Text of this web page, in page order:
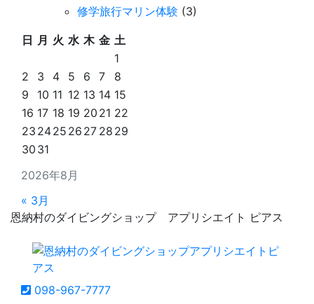
修学旅行マリン体験 (3)
2026年8月
日 月 火 水 木 金 土
1
2
3 4 5 6 7
8
9
10 11 12 13 14 15
16 17 18 19 20 21 22
23 2425 26 27 28 29
30 31
« 3月
恩納村のダイビングショップ アプリシエイト ピアス
098-967-7777